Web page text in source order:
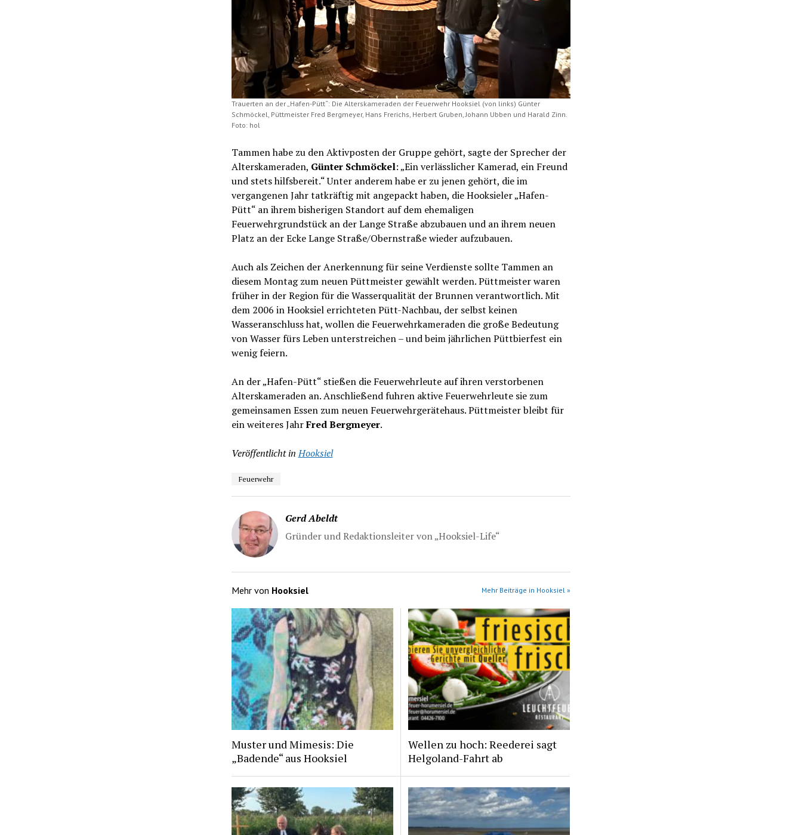
Trauerten an der „Hafen-Pütt“: Die Alterskameraden der Feuerwehr Hooksiel (von links) Günter
Schmöckel, Püttmeister Fred Bergmeyer, Hans Frerichs, Herbert Gruben, Johann Ubben und Harald Zinn.
Foto: hol
Tammen habe zu den Aktivposten der Gruppe gehört, sagte der Sprecher der
Alterskameraden, Günter Schmöckel: „Ein verlässlicher Kamerad, ein Freund
und stets hilfsbereit.“ Unter anderem habe er zu jenen gehört, die im
vergangenen Jahr tatkräftig mit angepackt haben, die Hooksieler „Hafen-
Pütt“ an ihrem bisherigen Standort auf dem ehemaligen
Feuerwehrgrundstück an der Lange Straße abzubauen und an ihrem neuen
Platz an der Ecke Lange Straße/Obernstraße wieder aufzubauen.
Auch als Zeichen der Anerkennung für seine Verdienste sollte Tammen an
diesem Montag zum neuen Püttmeister gewählt werden. Püttmeister waren
früher in der Region für die Wasserqualität der Brunnen verantwortlich. Mit
dem 2006 in Hooksiel errichteten Pütt-Nachbau, der selbst keinen
Wasseranschluss hat, wollen die Feuerwehrkameraden die große Bedeutung
von Wasser fürs Leben unterstreichen – und beim jährlichen Püttbierfest ein
wenig feiern.
An der „Hafen-Pütt“ stießen die Feuerwehrleute auf ihren verstorbenen
Alterskameraden an. Anschließend fuhren aktive Feuerwehrleute sie zum
gemeinsamen Essen zum neuen Feuerwehrgerätehaus. Püttmeister bleibt für
ein weiteres JahrFred Bergmeyer.
Veröffentlicht in Hooksiel
Feuerwehr
Gerd Abeldt
Gründer und Redaktionsleiter von „Hooksiel-Life“
Mehr von Hooksiel Mehr Beiträge in Hooksiel »
Muster und Mimesis: Die
„Badende“ aus Hooksiel
Wellen zu hoch: Reederei sagt
Helgoland-Fahrt ab